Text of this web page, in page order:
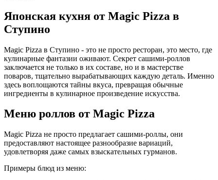
Японская кухня от Magic Pizza в
Ступино
Magic Pizza в Ступино - это не просто ресторан, это место, где
кулинарные фантазии оживают. Секрет сашими-роллов
заключается не только в их составе, но и в мастерстве
поваров, тщательно вырабатывающих каждую деталь. Именно
здесь воплощаются тайны вкуса, превращая обычные
ингредиенты в кулинарное произведение искусства.
Меню роллов от Magic Pizza
Magic Pizza не просто предлагает сашими-роллы, они
предоставляют настоящее разнообразие вариаций,
удовлетворяя даже самых взыскательных гурманов.
Примеры блюд из меню: